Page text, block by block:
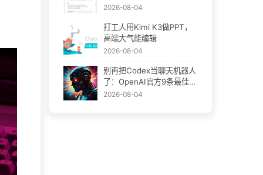
2026-08-04
打工人用Kimi K3做PPT，
高端大气能编辑
2026-08-04
别再把Codex当聊天机器人
了：OpenAI官方9条最佳实
践
2026-08-04